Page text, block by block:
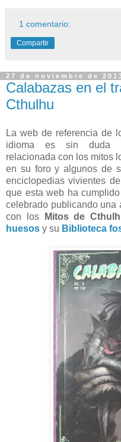
1 comentario:
Compartir
27 de noviembre de
Calabazas en el
Cthulhu
La web de referencia de
idioma es sin duda
relacionada con los mitos
en su foro y algunos de
enciclopedias vivientes
que esta web ha
celebrado publicando una
con los
Mitos de
huesos y su Biblioteca